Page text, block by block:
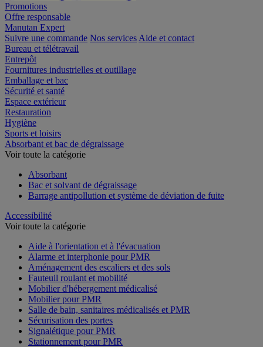
Promotions
Offre responsable
Manutan Expert
Suivre une commande Nos services Aide et contact
Bureau et télétravail
Entrepôt
Fournitures industrielles et outillage
Emballage et bac
Sécurité et santé
Espace extérieur
Restauration
Hygiène
Sports et loisirs
Absorbant et bac de dégraissage
Voir toute la catégorie
Absorbant
Bac et solvant de dégraissage
Barrage antipollution et système de déviation de fuite
Accessibilité
Voir toute la catégorie
Aide à l'orientation et à l'évacuation
Alarme et interphonie pour PMR
Aménagement des escaliers et des sols
Fauteuil roulant et mobilité
Mobilier d'hébergement médicalisé
Mobilier pour PMR
Salle de bain, sanitaires médicalisés et PMR
Sécurisation des portes
Signalétique pour PMR
Stationnement pour PMR